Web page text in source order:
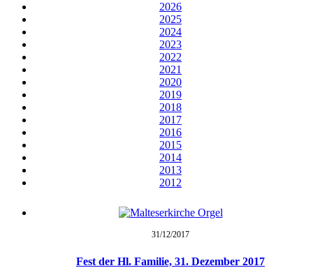
2026
2025
2024
2023
2022
2021
2020
2019
2018
2017
2016
2015
2014
2013
2012
31/12/2017
Fest der Hl. Familie, 31. Dezember 2017